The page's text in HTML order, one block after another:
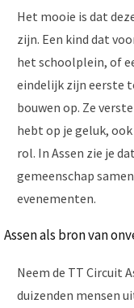
Het mooie is dat
zijn. Een kind dat
het schoolplein, of
eindelijk zijn eerste
bouwen op. Ze
hebt op je geluk,
rol. In Assen zie je
gemeenschap
evenementen.
Assen als bron van
Neem de TT Circuit
duizenden mensen